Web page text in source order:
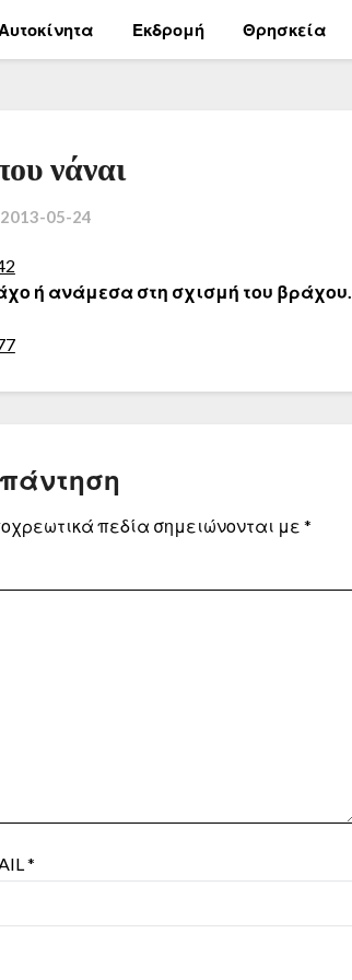
Εκδρομή Θρησκεία
νάναι
2013-05-24
ή ανάμεσα στη σχισμή του βράχου.
πεδία σημειώνονται με *
*